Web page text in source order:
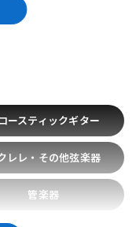
APEX
Blackstar
BOSS
Boveda
CAJ
CANARE
Cherub
CLAYTON
Cable
COLUMBIA
Guitar Strap
ースティックギター
レレ・その他弦楽器
管楽器